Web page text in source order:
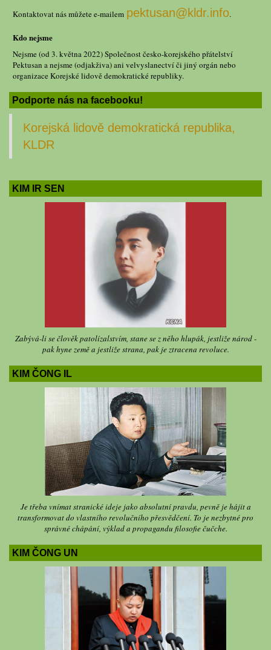
Kontaktovat nás můžete e-mailem pektusan@kldr.info.
Kdo nejsme
Nejsme (od 3. května 2022) Společnost česko-korejského přátelství
Pektusan a nejsme (odjakživa) ani velvyslanectví či jiný orgán nebo
organizace Korejské lidově demokratické republiky.
Podporte nás na facebooku!
Korejská lidově demokratická republika,
KLDR
KIM IR SEN
Zabývá-li se člověk patolízalstvím, stane se z něho hlupák, jestliže národ -
pak hyne země a jestliže strana, pak je ztracena revoluce.
KIM ČONG IL
Je třeba vnímat stranické ideje jako absolutní pravdu, pevně je hájit a
transformovat do vlastního revolučního přesvědčení. To je nezbytné pro
správné chápání, výklad a propagandu filosofie čučche.
KIM ČONG UN